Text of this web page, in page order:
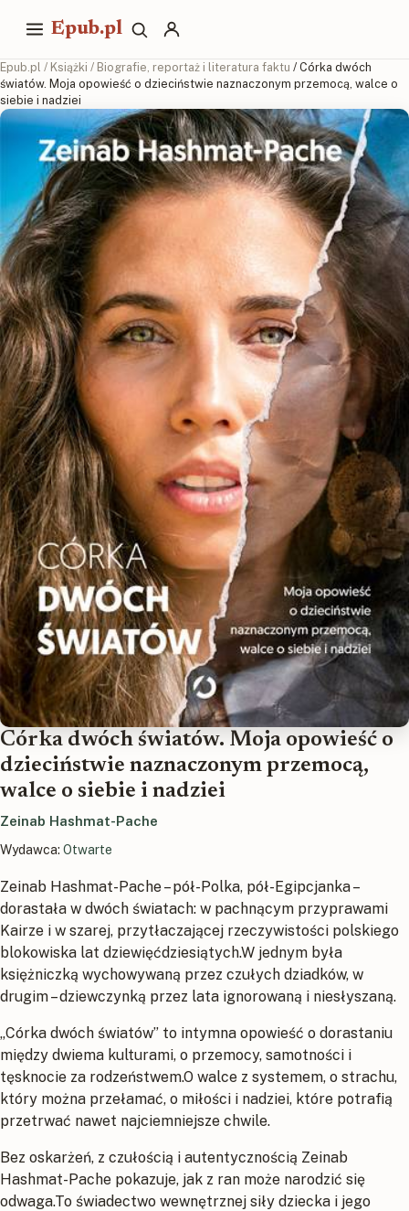
Epub.pl
Epub.pl / Książki / Biografie, reportaż i literatura faktu / Córka dwóch
światów. Moja opowieść o dzieciństwie naznaczonym przemocą, walce o
siebie i nadziei
Córka dwóch światów. Moja opowieść o
dzieciństwie naznaczonym przemocą,
walce o siebie i nadziei
Zeinab Hashmat-Pache
Wydawca: Otwarte
Zeinab Hashmat-Pache – pół-Polka, pół-Egipcjanka –
dorastała w dwóch światach: w pachnącym przyprawami
Kairze i w szarej, przytłaczającej rzeczywistości polskiego
blokowiska lat dziewięćdziesiątych.W jednym była
księżniczką wychowywaną przez czułych dziadków, w
drugim – dziewczynką przez lata ignorowaną i niesłyszaną.
„Córka dwóch światów” to intymna opowieść o dorastaniu
między dwiema kulturami, o przemocy, samotności i
tęsknocie za rodzeństwem.O walce z systemem, o strachu,
który można przełamać, o miłości i nadziei, które potrafią
przetrwać nawet najciemniejsze chwile.
Bez oskarżeń, z czułością i autentycznością Zeinab
Hashmat-Pache pokazuje, jak z ran może narodzić się
odwaga.To świadectwo wewnętrznej siły dziecka i jego